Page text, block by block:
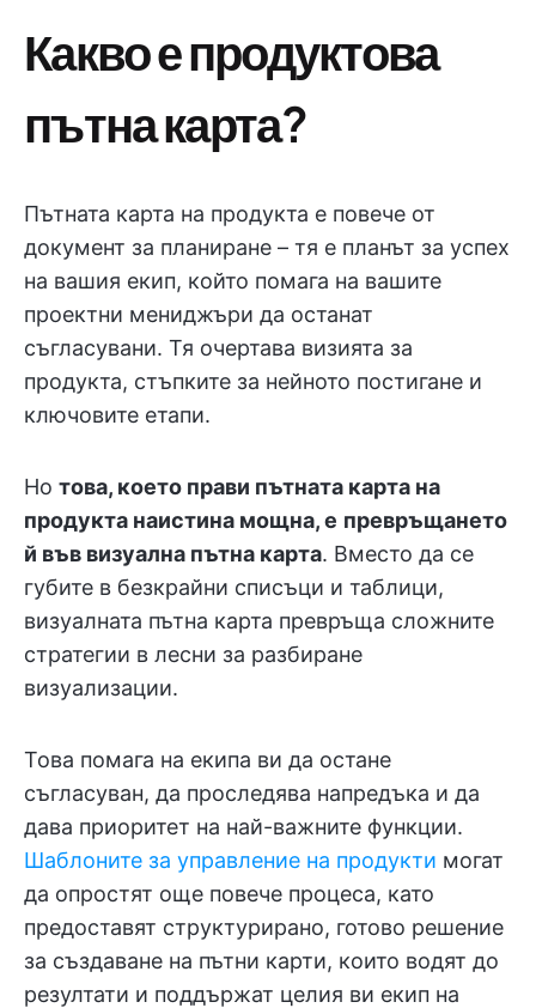
Какво е продуктова
пътна карта?
Пътната карта на продукта е повече от
документ за планиране – тя е планът за успех
на вашия екип, който помага на вашите
проектни мениджъри да останат
съгласувани. Тя очертава визията за
продукта, стъпките за нейното постигане и
ключовите етапи.
Но това, което прави пътната карта на
продукта наистина мощна, е превръщането
й във визуална пътна карта. Вместо да се
губите в безкрайни списъци и таблици,
визуалната пътна карта превръща сложните
стратегии в лесни за разбиране
визуализации.
Това помага на екипа ви да остане
съгласуван, да проследява напредъка и да
дава приоритет на най-важните функции.
Шаблоните за управление на продукти могат
да опростят още повече процеса, като
предоставят структурирано, готово решение
за създаване на пътни карти, които водят до
резултати и поддържат целия ви екип на